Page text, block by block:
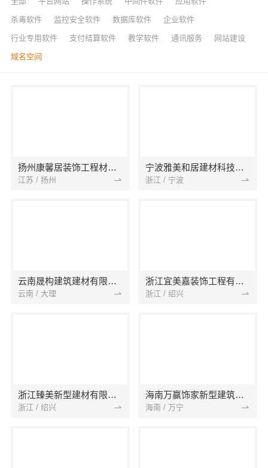
杀毒软件 监控安全软件 数据库软件 企业软件
行业专用软件 支付结算软件 教学软件 通讯服务 网站建设
域名空间
扬州康馨居装饰工程材料有限公司
江苏 / 扬州
宁波雅美和居建材科技有限公司
浙江 / 宁波
云南晟构建筑建材有限公司
云南 / 大理
浙江宜美嘉装饰工程有限公司
浙江 / 绍兴
浙江臻美新型建材有限公司
浙江 / 绍兴
海南万赢饰家新型建筑材料有限公司
海南 / 万宁